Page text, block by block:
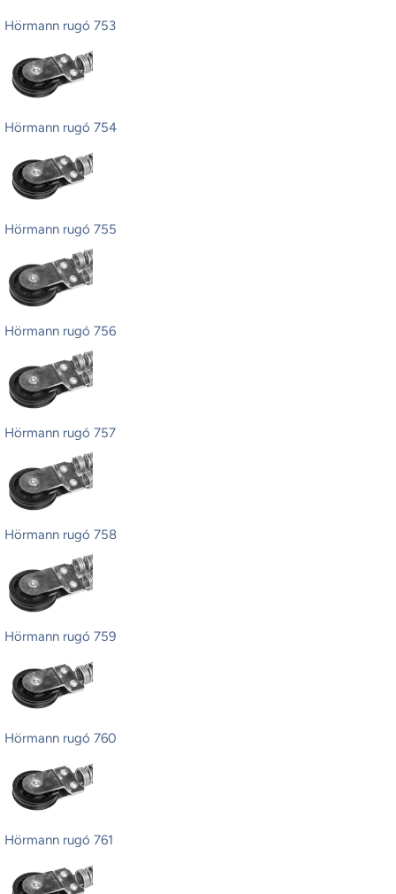
Hörmann rugó 753
Hörmann rugó 754
Hörmann rugó 755
Hörmann rugó 756
Hörmann rugó 757
Hörmann rugó 758
Hörmann rugó 759
Hörmann rugó 760
Hörmann rugó 761